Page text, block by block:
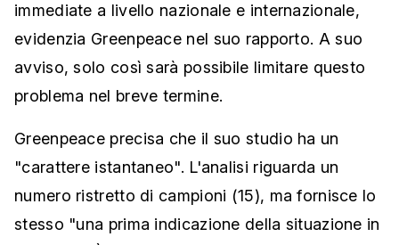
immediate a livello nazionale e internazionale,
evidenzia Greenpeace nel suo rapporto. A suo
avviso, solo così sarà possibile limitare questo
problema nel breve termine.
Greenpeace precisa che il suo studio ha un
"carattere istantaneo". L'analisi riguarda un
numero ristretto di campioni (15), ma fornisce lo
stesso "una prima indicazione della situazione in